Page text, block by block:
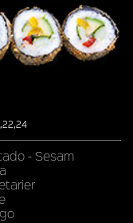
- Sesam